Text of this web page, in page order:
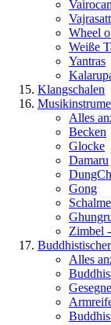
Wheel
Weiße
Yantras
Klangschalen
Alles
Becken
Glocke
Damaru
Gong
Zimbel
Alles